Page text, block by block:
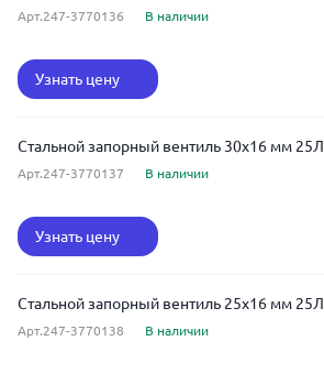
Арт.247-3770136 В наличии
Узнать цену
Стальной запорный вентиль 30x16 мм 25Л
Арт.247-3770137 В наличии
Узнать цену
Стальной запорный вентиль 25x16 мм 25Л
Арт.247-3770138 В наличии